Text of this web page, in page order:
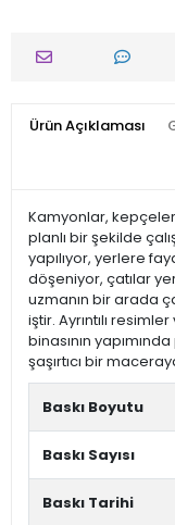
Ürün Açıklaması
Kamyonlar,
planlı bir şekilde
yapılıyor, yerlere
döşeniyor, çatılar
uzmanın bir arada
iştir. Ayrıntılı
binasının
şaşırtıcı bir
Baskı Boyutu
Baskı Sayısı
Baskı Tarihi